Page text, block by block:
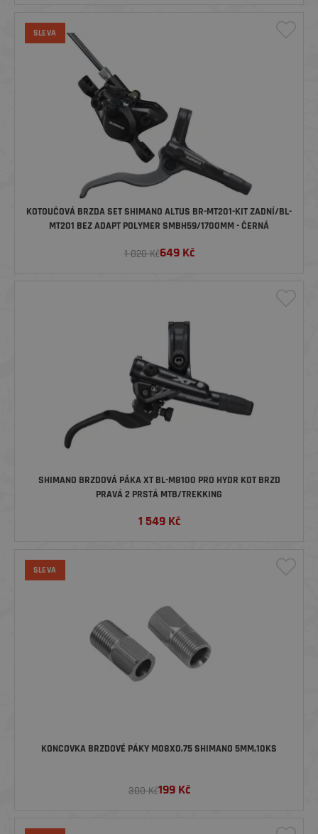
SLEVA
KOTOUČOVÁ BRZDA SET SHIMANO ALTUS BR-MT201-KIT ZADNÍ/BL-
MT201 BEZ ADAPT POLYMER SMBH59/1700MM - ČERNÁ
1 020 Kč649Kč
SHIMANO BRZDOVÁ PÁKA XT BL-M8100 PRO HYDR KOT BRZD
PRAVÁ 2 PRSTÁ MTB/TREKKING
1 549Kč
SLEVA
KONCOVKA BRZDOVÉ PÁKY M08X0,75 SHIMANO 5MM,10KS
300 Kč199Kč